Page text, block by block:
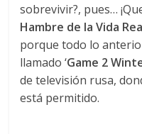
sobrevivir?, pues…
Hambre de la Vida
porque todo lo
llamado ‘Game 2
de televisión rusa,
está permitido.